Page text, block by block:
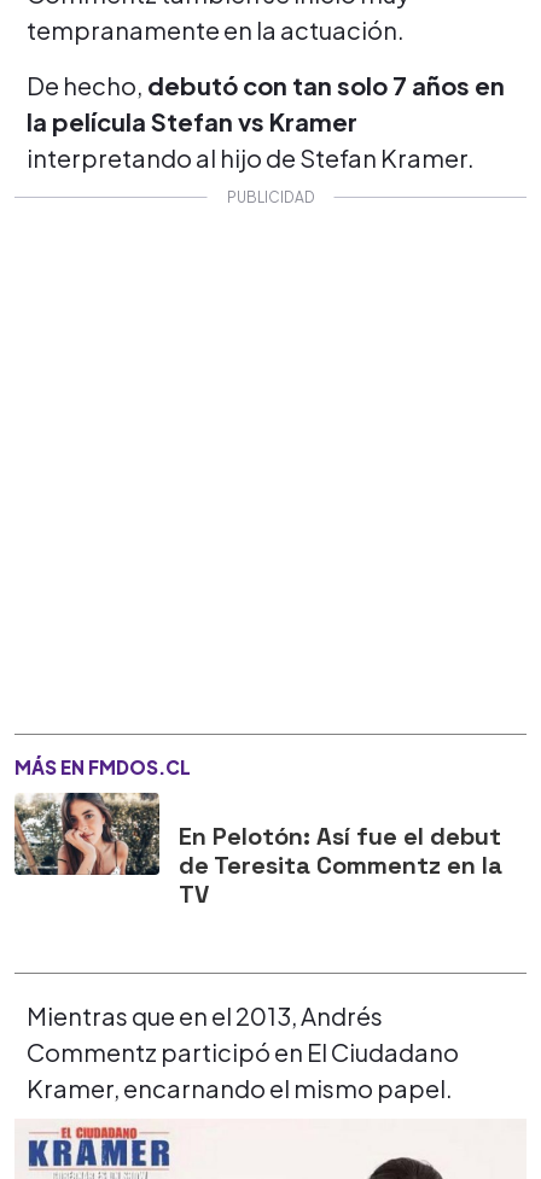
tempranamente en la actuación.
De hecho, debutó con tan solo 7 años en
la película Stefan vs Kramer
interpretando al hijo de Stefan Kramer.
MÁS EN FMDOS.CL
En Pelotón: Así fue el debut
de Teresita Commentz en la
TV
Mientras que en el 2013, Andrés
Commentz participó en El Ciudadano
Kramer, encarnando el mismo papel.